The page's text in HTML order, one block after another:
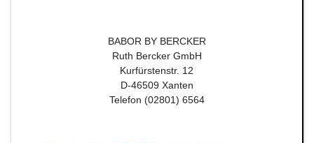
BABOR BY BERCKER
Ruth Bercker GmbH
Kurfürstenstr. 12
D-46509 Xanten
Telefon (02801) 6564